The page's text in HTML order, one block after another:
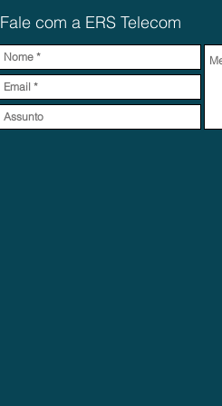
Fale com a ERS Telecom